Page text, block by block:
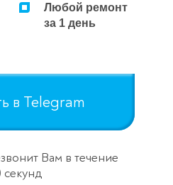
Любой ремонт
за 1 день
в Telegram
Вам в течение
секунд